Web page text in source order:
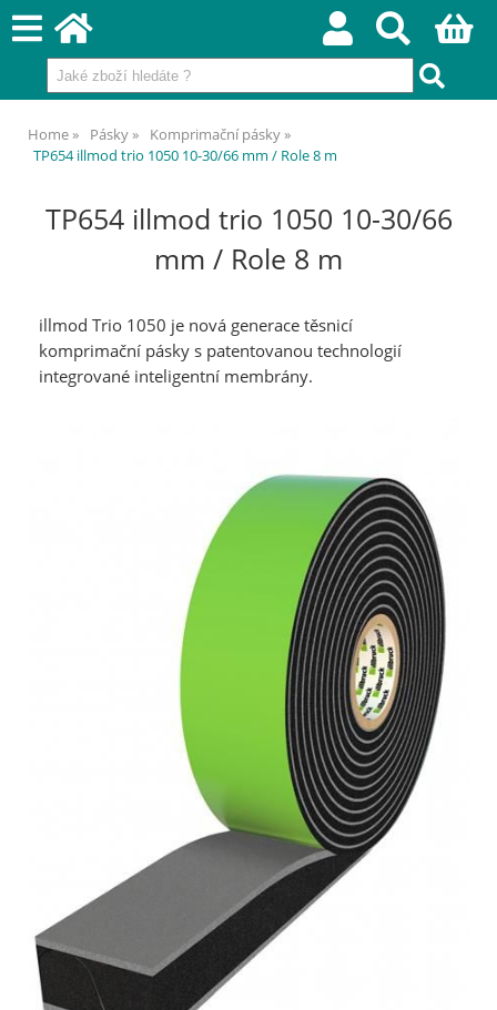
Home Pásky
Komprimační pásky
TP654 illmod trio 1050 10-30/66 mm / Role 8 m
TP654 illmod trio 1050 10-30/66
mm / Role 8 m
illmod Trio 1050 je nová generace těsnicí
komprimační pásky s patentovanou technologií
integrované inteligentní membrány.